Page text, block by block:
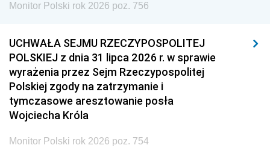
Monitor Polski rok 2026 poz. 756
UCHWAŁA SEJMU RZECZYPOSPOLITEJ
POLSKIEJ z dnia 31 lipca 2026 r. w sprawie
wyrażenia przez Sejm Rzeczypospolitej
Polskiej zgody na zatrzymanie i
tymczasowe aresztowanie posła
Wojciecha Króla
Monitor Polski rok 2026 poz. 754